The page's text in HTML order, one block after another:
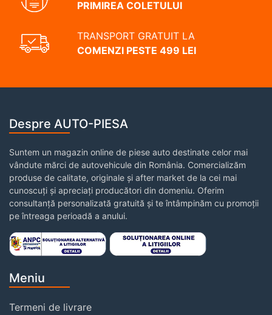
PRIMIREA COLETULUI
TRANSPORT GRATUIT LA
COMENZI PESTE 499 LEI
Despre AUTO-PIESA
Suntem un magazin online de piese auto destinate celor mai
vândute mărci de autovehicule din România. Comercializăm
produse de calitate, originale și after market de la cei mai
cunoscuți și apreciați producători din domeniu. Oferim
consultanță personalizată gratuită și te întâmpinăm cu promoții
pe întreaga perioadă a anului.
Meniu
Termeni de livrare